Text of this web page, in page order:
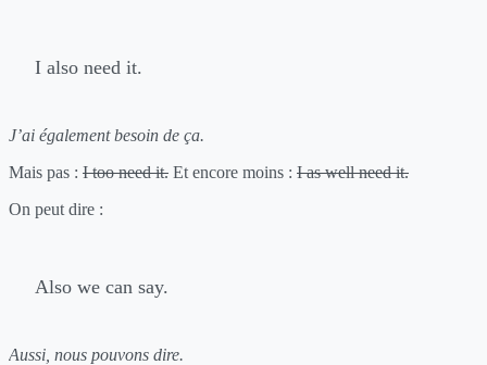
I also need it.
J’ai également besoin de ça.
Mais pas : I too need it. Et encore moins : I as well need it.
On peut dire :
Also we can say.
Aussi, nous pouvons dire.